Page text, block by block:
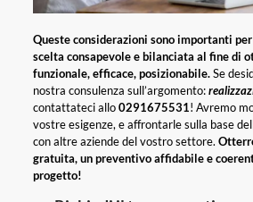
Queste considerazioni sono importanti
scelta consapevole e bilanciata al fine di
funzionale, efficace, posizionabile.Se
nostra consulenza sull’argomento:
contattateci allo0291675531! Avremo
vostre esigenze, e affrontarle sulla base
con altre aziende del vostro settore.
gratuita, un preventivo affidabile e
progetto!